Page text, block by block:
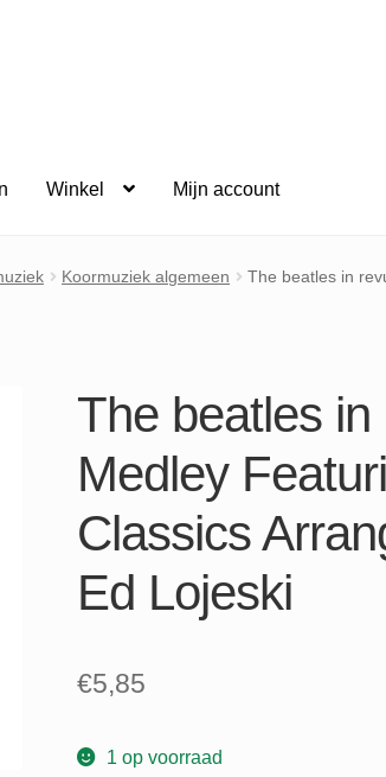
Winkel Mijn account
Koormuziek algemeen The beatles in
The beatles in
Medley
Classics
Ed Lojeski
€5,85
1 op voorraad